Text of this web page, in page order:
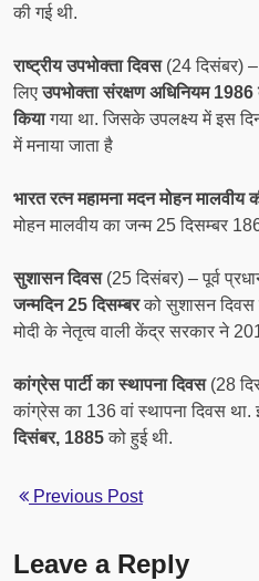
की गई थी.
राष्ट्रीय उपभोक्ता दिवस(24 दिसंबर)
लिएउपभोक्ता संरक्षण अधिनियम
कियागया था. जिसके उपलक्ष्य में इस
में मनाया जाता है
भारत रत्न महामना मदन मोहन मालवीय
मोहन मालवीय का जन्म 25 दिसम्बर
सुशासन दिवस(25 दिसंबर) – पूर्व
जन्मदिन 25 दिसम्बरको सुशासन दिवस
मोदी के नेतृत्व वाली केंद्र सरकार ने
कांग्रेस पार्टी का स्थापना दिवस(28
कांग्रेस का 136 वां स्थापना दिवस
दिसंबर, 1885को हुई थी.
Previous Post
Leave a Reply